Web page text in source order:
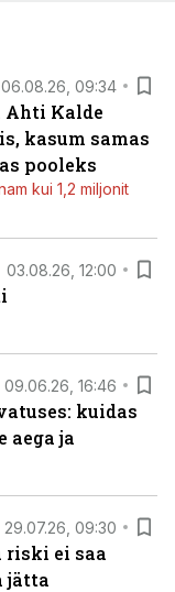
06.08.26, 09:34
Ahti Kalde
kasum samas
pooleks
kui 1,2 miljonit
03.08.26, 12:00
09.06.26, 16:46
kuidas
aega ja
29.07.26, 09:30
riski ei saa
jätta